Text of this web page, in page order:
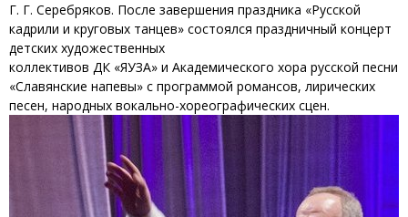
Г. Г. Серебряков. После завершения праздника «Русской
кадрили и круговых танцев» состоялся праздничный концерт
детских художественных
коллективов ДК «ЯУЗА» и Академического хора русской песни
«Славянские напевы» с программой романсов, лирических
песен, народных вокально-хореографических сцен.